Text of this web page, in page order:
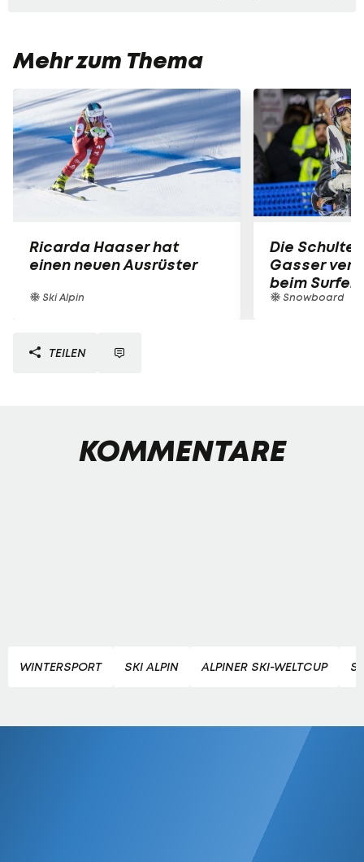
Mehr zum Thema
Ricarda Haaser hat
einen neuen Ausrüster
Ski Alpin
Die
Gasser
beim Surfen
Snowboard
TEILEN
KOMMENTARE
WINTERSPORT SKI ALPIN ALPINER SKI-WELTCUP